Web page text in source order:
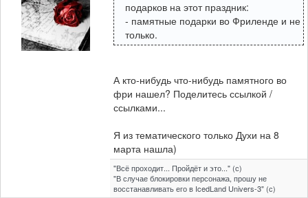
подарков на этот праздник:
- памятные подарки во Фриленде и не
только.
А кто-нибудь что-нибудь памятного во
фри нашел? Поделитесь ссылкой /
ссылками...
Я из тематического только Духи на 8
марта нашла)
"Всё проходит... Пройдёт и это..." (с)
"В случае блокировки персонажа, прошу не
восстанавливать его в IcedLand Univers-3" (с)